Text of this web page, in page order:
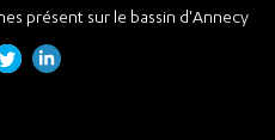
présent sur le bassin d'Annecy